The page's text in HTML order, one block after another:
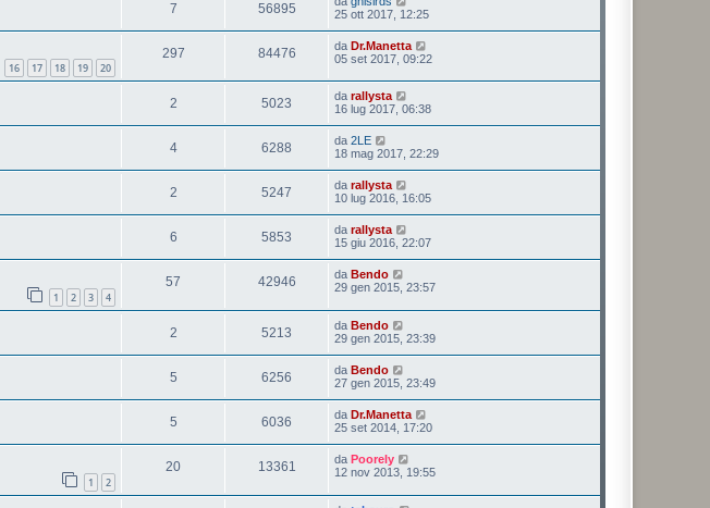
7 56895
25 ott 2017, 12:25
16 17 18 19 20
297 84476 da Dr.Manetta
05 set 2017, 09:22
2 5023 da rallysta
16 lug 2017, 06:38
4 6288 da 2LE
18 mag 2017, 22:29
2 5247 da rallysta
10 lug 2016, 16:05
6 5853 da rallysta
15 giu 2016, 22:07
1 2 3 4
57 42946 da Bendo
29 gen 2015, 23:57
2 5213 da Bendo
29 gen 2015, 23:39
5 6256 da Bendo
27 gen 2015, 23:49
5 6036 da Dr.Manetta
25 set 2014, 17:20
1 2
20 13361 da Poorely
12 nov 2013, 19:55